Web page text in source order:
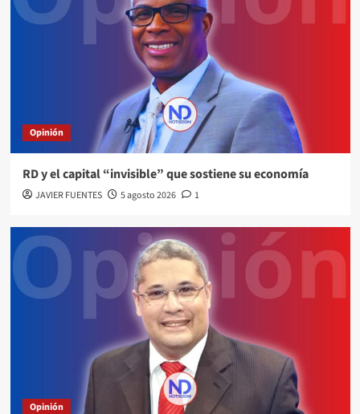
Opinión
RD y el capital “invisible” que sostiene su economía
JAVIER FUENTES 5 agosto 2026 1
Opinión